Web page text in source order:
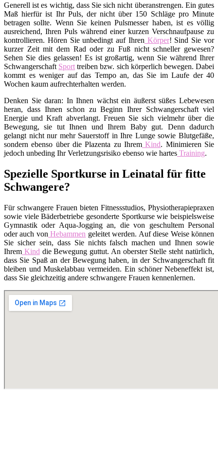
Generell ist es wichtig, dass Sie sich nicht überanstrengen. Ein gutes
Maß hierfür ist Ihr Puls, der nicht über 150 Schläge pro Minute
betragen sollte. Wenn Sie keinen Pulsmesser haben, ist es völlig
ausreichend, Ihren Puls während einer kurzen Verschnaufpause zu
kontrollieren. Hören Sie unbedingt auf Ihren Körper! Sind Sie vor
kurzer Zeit mit dem Rad oder zu Fuß nicht schneller gewesen?
Sehen Sie dies gelassen! Es ist großartig, wenn Sie während Ihrer
Schwangerschaft Sport treiben bzw. sich körperlich bewegen. Dabei
kommt es weniger auf das Tempo an, das Sie im Laufe der 40
Wochen kaum aufrechterhalten werden.
Denken Sie daran: In Ihnen wächst ein äußerst süßes Lebewesen
heran, dass Ihnen schon zu Beginn Ihrer Schwangerschaft viel
Energie und Kraft abverlangt. Freuen Sie sich vielmehr über die
Bewegung, sie tut Ihnen und Ihrem Baby gut. Denn dadurch
gelangt nicht nur mehr Sauerstoff in Ihre Lunge sowie Blutgefäße,
sondern ebenso über die Plazenta zu Ihrem Kind. Minimieren Sie
jedoch unbeding Ihr Verletzungsrisiko ebenso wie hartes Training.
Spezielle Sportkurse in Leinatal für fitte
Schwangere?
Für schwangere Frauen bieten Fitnessstudios, Physiotherapiepraxen
sowie viele Bäderbetriebe gesonderte Sportkurse wie beispielsweise
Gymnastik oder Aqua-Jogging an, die von geschultem Personal
oder auch von Hebammen geleitet werden. Auf diese Weise können
Sie sicher sein, dass Sie nichts falsch machen und Ihnen sowie
Ihrem Kind die Bewegung guttut. An oberster Stelle steht natürlich,
dass Sie Spaß an der Bewegung haben, in der Schwangerschaft fit
bleiben und Muskelabbau vermeiden. Ein schöner Nebeneffekt ist,
dass Sie gleichzeitig andere schwangere Frauen kennenlernen.